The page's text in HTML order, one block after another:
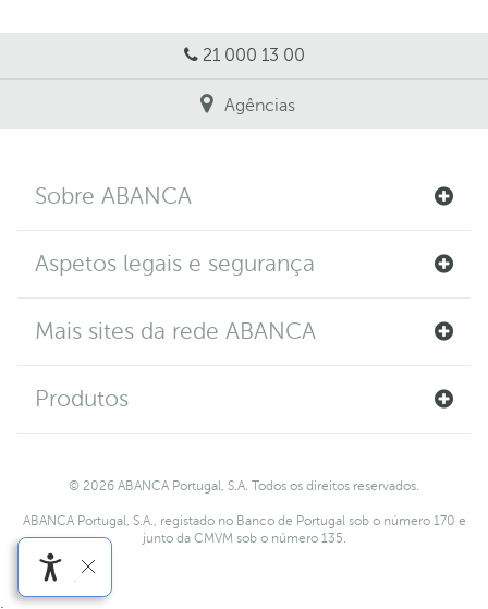
21 000 13 00
Agências
Sobre ABANCA
Aspetos legais e segurança
Mais sites da rede ABANCA
Produtos
© 2026 ABANCA Portugal, S.A. Todos os direitos reservados.
ABANCA Portugal, S.A., registado no Banco de Portugal sob o número 170 e
junto da CMVM sob o número 135.
.